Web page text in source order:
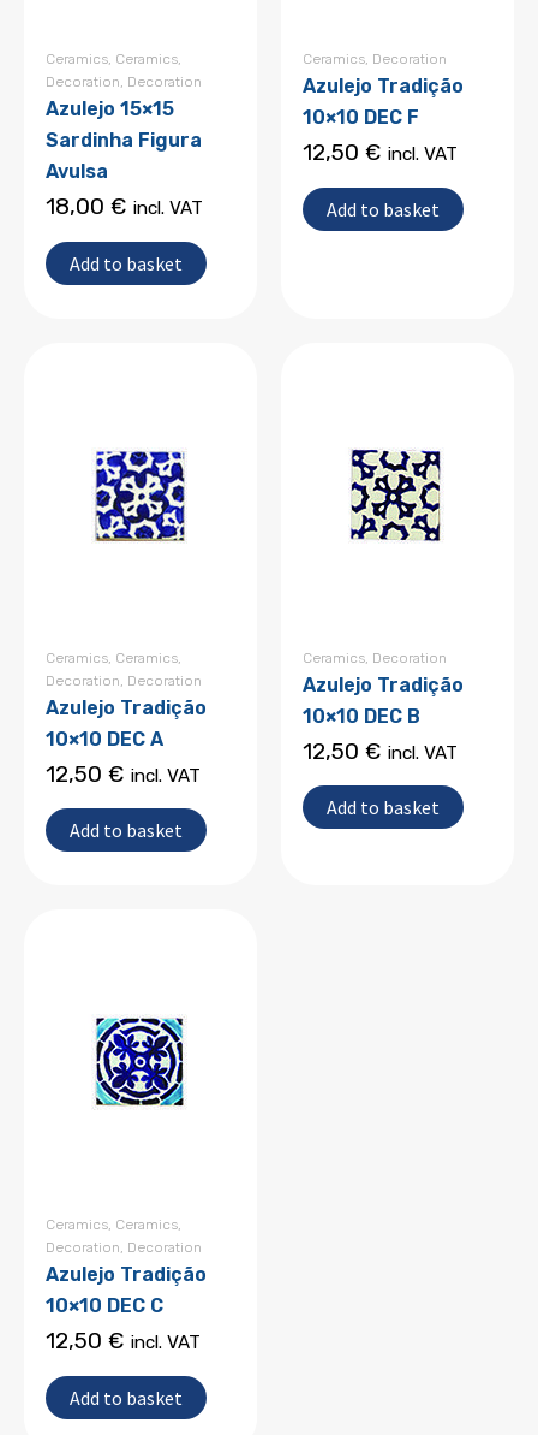
Ceramics Ceramics
Decoration Decoration
Azulejo 15×15
Sardinha Figura
Avulsa
18,00 € incl. VAT
Add to basket
Ceramics Decoration
Azulejo Tradição
10×10 DEC F
12,50 € incl. VAT
Add to basket
Ceramics Ceramics
Decoration Decoration
Azulejo Tradição
10×10 DEC A
12,50 € incl. VAT
Add to basket
Ceramics Decoration
Azulejo Tradição
10×10 DEC B
12,50 € incl. VAT
Add to basket
Ceramics, Ceramics,
Decoration, Decoration
Azulejo Tradição
10×10 DEC C
12,50 € incl. VAT
Add to basket